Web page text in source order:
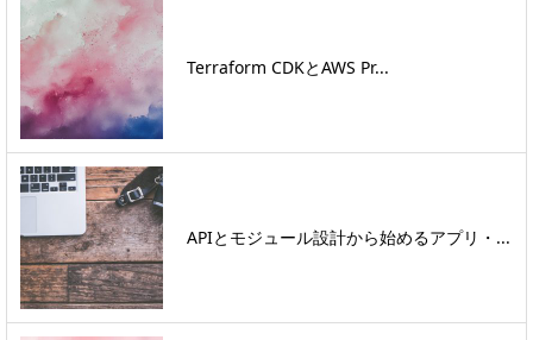
Terraform CDKとAWS Pr...
APIとモジュール設計から始めるアプリ・...